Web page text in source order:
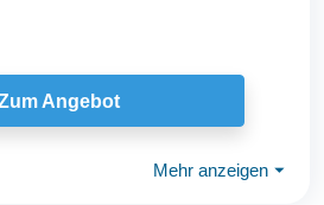
Angebot
Mehr anzeigen ⏷